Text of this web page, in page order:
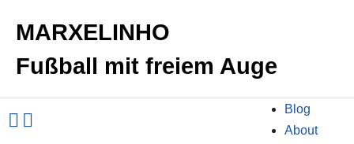
MARXELINHO
Fußball mit freiem Auge
Blog
About